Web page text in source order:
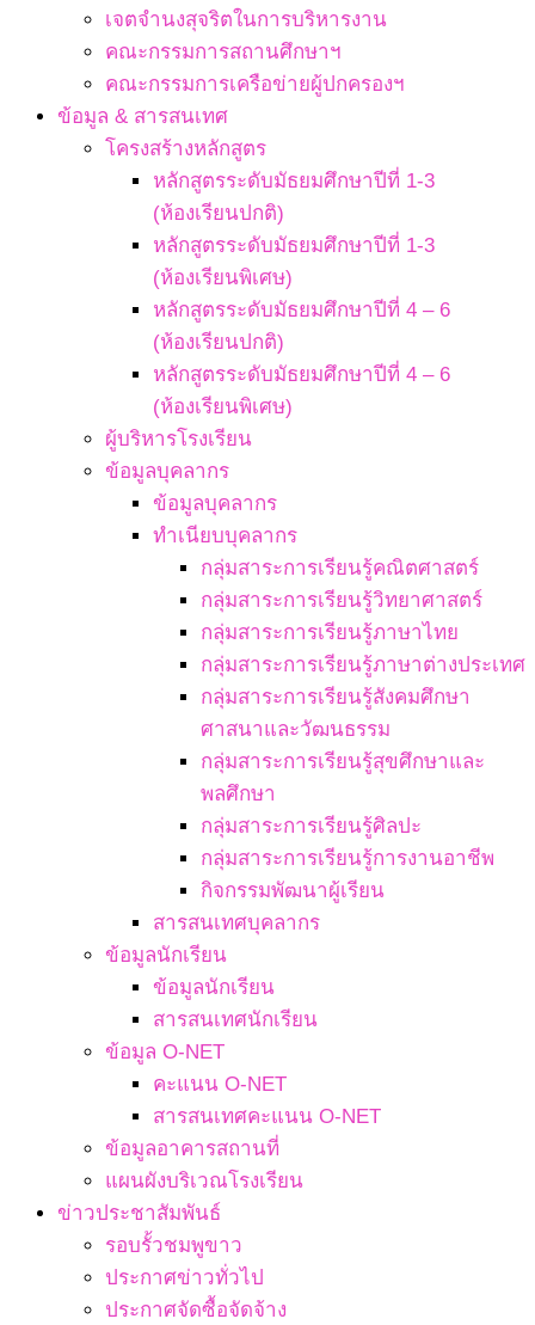
เจตจํานงสุจริตในการบริหารงาน
คณะกรรมการสถานศึกษาฯ
คณะกรรมการเครือข่ายผู้ปกครองฯ
ข้อมูล & สารสนเทศ
โครงสร้างหลักสูตร
หลักสูตรระดับมัธยมศึกษาปีที่ 1-3
(ห้องเรียนปกติ)
หลักสูตรระดับมัธยมศึกษาปีที่ 1-3
(ห้องเรียนพิเศษ)
หลักสูตรระดับมัธยมศึกษาปีที่ 4 – 6
(ห้องเรียนปกติ)
หลักสูตรระดับมัธยมศึกษาปีที่ 4 – 6
(ห้องเรียนพิเศษ)
ผู้บริหารโรงเรียน
ข้อมูลบุคลากร
ข้อมูลบุคลากร
ทำเนียบบุคลากร
กลุ่มสาระการเรียนรู้คณิตศาสตร์
กลุ่มสาระการเรียนรู้วิทยาศาสตร์
กลุ่มสาระการเรียนรู้ภาษาไทย
กลุ่มสาระการเรียนรู้ภาษาต่างประเทศ
กลุ่มสาระการเรียนรู้สังคมศึกษา
ศาสนาและวัฒนธรรม
กลุ่มสาระการเรียนรู้สุขศึกษาและ
พลศึกษา
กลุ่มสาระการเรียนรู้ศิลปะ
กลุ่มสาระการเรียนรู้การงานอาชีพ
กิจกรรมพัฒนาผู้เรียน
สารสนเทศบุคลากร
ข้อมูลนักเรียน
ข้อมูลนักเรียน
สารสนเทศนักเรียน
ข้อมูล O-NET
คะแนน O-NET
สารสนเทศคะแนน O-NET
ข้อมูลอาคารสถานที่
แผนผังบริเวณโรงเรียน
ข่าวประชาสัมพันธ์
รอบรั้วชมพูขาว
ประกาศข่าวทั่วไป
ประกาศจัดซื้อจัดจ้าง